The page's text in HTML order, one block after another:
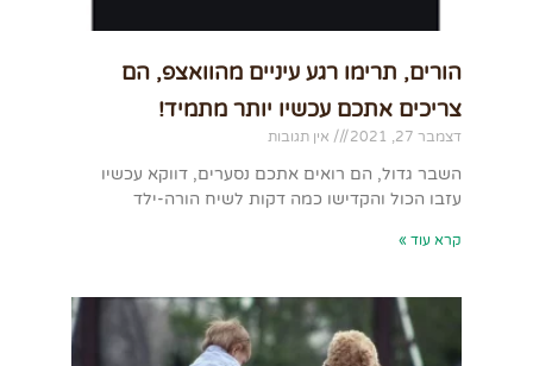
הורים, תרימו רגע עיניים מהוואצפ, הם
צריכים אתכם עכשיו יותר מתמיד!
דצמבר 27, 2021 אין תגובות
השבר גדול, הם רואים אתכם נסערים, דווקא עכשיו
עזבו הכול והקדישו כמה דקות לשיח הורה-ילד
קרא עוד »